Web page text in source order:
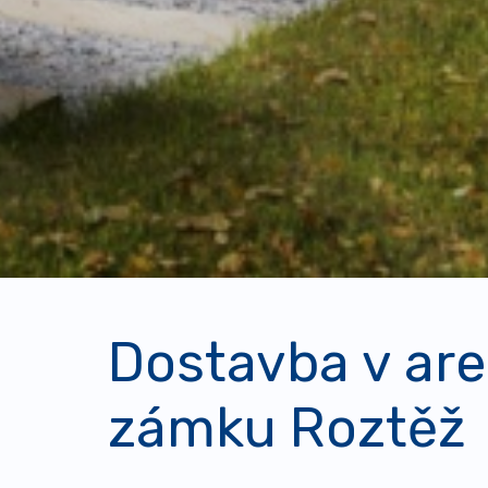
Dostavba v
zámku Roztěž